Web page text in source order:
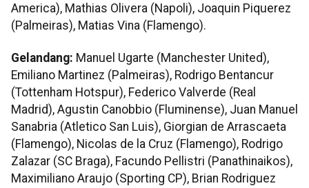
America), Mathias Olivera (Napoli), Joaquin Piquerez
(Palmeiras), Matias Vina (Flamengo).
Gelandang: Manuel Ugarte (Manchester United),
Emiliano Martinez (Palmeiras), Rodrigo Bentancur
(Tottenham Hotspur), Federico Valverde (Real
Madrid), Agustin Canobbio (Fluminense), Juan Manuel
Sanabria (Atletico San Luis), Giorgian de Arrascaeta
(Flamengo), Nicolas de la Cruz (Flamengo), Rodrigo
Zalazar (SC Braga), Facundo Pellistri (Panathinaikos),
Maximiliano Araujo (Sporting CP), Brian Rodriguez